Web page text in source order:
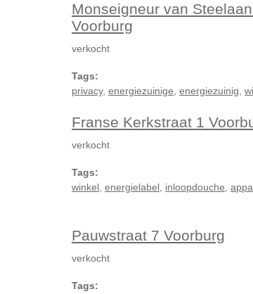
Monseigneur van
Voorburg
verkocht
Tags:
privacy, energiezuinige energiezuinig
Franse Kerkstraat 1
verkocht
Tags:
winkel energielabel inloopdouche
Pauwstraat 7 Voorburg
verkocht
Tags: